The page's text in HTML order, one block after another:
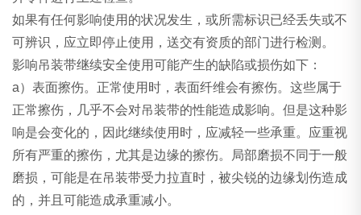
如果有任何影响使用的状况发生，或所需标识已经丢失或不
可辨识，应立即停止使用，送交有资质的部门进行检测。
影响吊装带继续安全使用可能产生的缺陷或损伤如下：
a）表面擦伤。正常使用时，表面纤维会有擦伤。这些属于
正常擦伤，几乎不会对吊装带的性能造成影响。但是这种影
响是会变化的，因此继续使用时，应减轻一些承重。应重视
所有严重的擦伤，尤其是边缘的擦伤。局部磨损不同于一般
磨损，可能是在吊装带受力拉直时，被尖锐的边缘划伤造成
的，并且可能造成承重减小。